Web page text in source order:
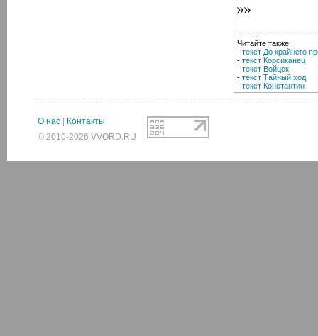
Читайте также:
- текст До крайнего
- текст Корсиканец
- текст Войцек
- текст Тайный ход
- текст Константин
О нас
Контакты
© 2010-2026 VVORD.RU